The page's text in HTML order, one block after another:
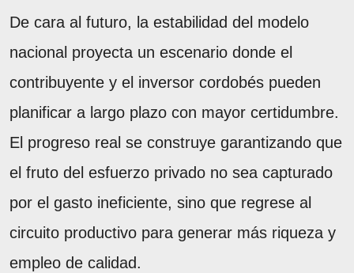
De cara al futuro, la estabilidad del modelo
nacional proyecta un escenario donde el
contribuyente y el inversor cordobés pueden
planificar a largo plazo con mayor certidumbre.
El progreso real se construye garantizando que
el fruto del esfuerzo privado no sea capturado
por el gasto ineficiente, sino que regrese al
circuito productivo para generar más riqueza y
empleo de calidad.